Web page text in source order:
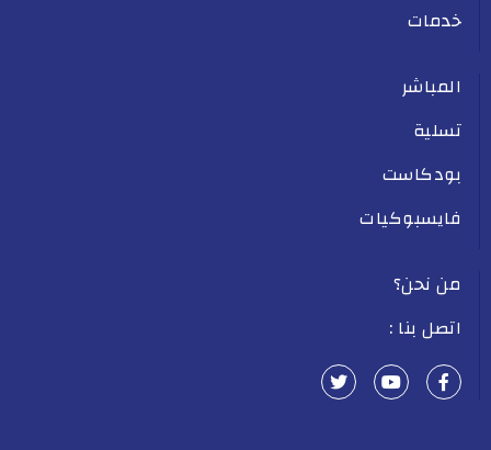
خدمات
المباشر
تسلية
بودكاست
فايسبوكيات
من نحن؟
اتصل بنا :